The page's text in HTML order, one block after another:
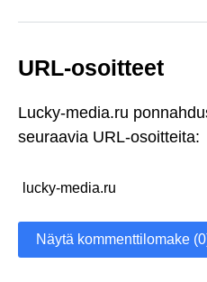
URL-osoitteet
Lucky-media.ru
seuraavia URL-osoitteita:
lucky-media.ru
Näytä kommenttilomake